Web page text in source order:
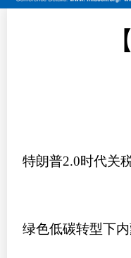
特朗普2.0时代关
绿色低碳转型下